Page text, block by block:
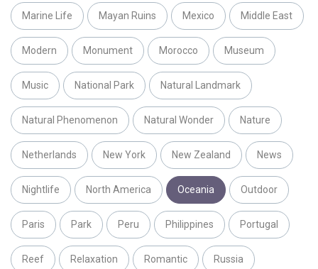
Marine Life Mayan Ruins Mexico Middle East
Modern Monument Morocco Museum
Music National Park Natural Landmark
Natural Phenomenon Natural Wonder Nature
Netherlands New York New Zealand News
Nightlife North America Oceania Outdoor
Paris Park Peru Philippines Portugal
Reef Relaxation Romantic Russia